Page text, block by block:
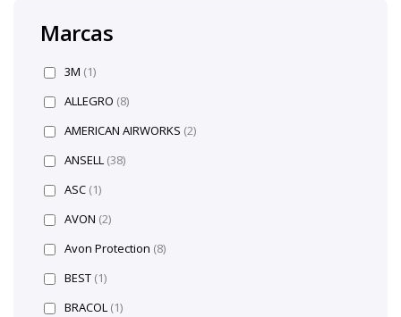
Marcas
3M (1)
ALLEGRO (8)
AMERICAN AIRWORKS (2)
ANSELL (38)
ASC (1)
AVON (2)
Avon Protection (8)
BEST (1)
BRACOL (1)